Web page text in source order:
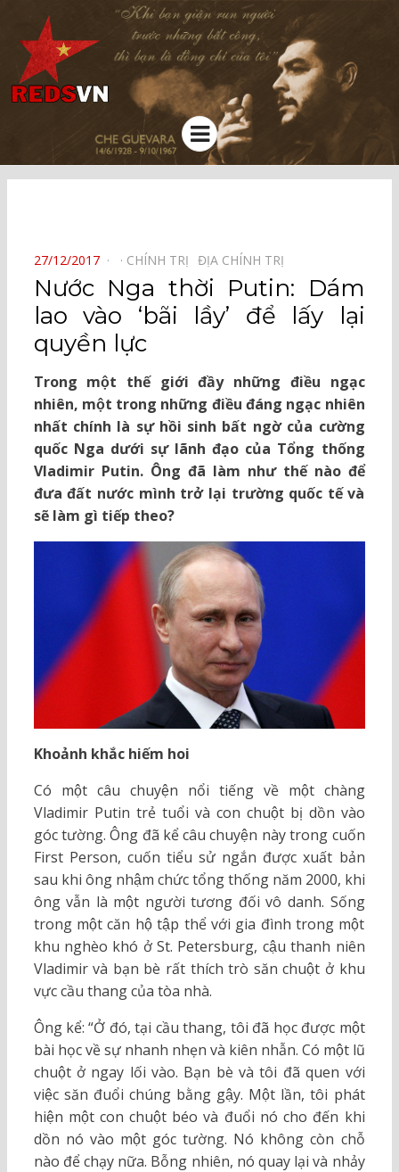
Kênh chia sẻ tri thức cộng đồng
Menu
POSTED
ON
27/12/2017 CHÍNH TRỊ⠀ ĐỊA CHÍNH TRỊ⠀
Nước Nga thời Putin: Dám
lao vào ‘bãi lầy’ để lấy lại
quyền lực
Trong một thế giới đầy những điều ngạc
nhiên, một trong những điều đáng ngạc nhiên
nhất chính là sự hồi sinh bất ngờ của cường
quốc Nga dưới sự lãnh đạo của Tổng thống
Vladimir Putin. Ông đã làm như thế nào để
đưa đất nước mình trở lại trường quốc tế và
sẽ làm gì tiếp theo?
Khoảnh khắc hiếm hoi
Có một câu chuyện nổi tiếng về một chàng
Vladimir Putin trẻ tuổi và con chuột bị dồn vào
góc tường. Ông đã kể câu chuyện này trong cuốn
First Person, cuốn tiểu sử ngắn được xuất bản
sau khi ông nhậm chức tổng thống năm 2000, khi
ông vẫn là một người tương đối vô danh. Sống
trong một căn hộ tập thể với gia đình trong một
khu nghèo khó ở St. Petersburg, cậu thanh niên
Vladimir và bạn bè rất thích trò săn chuột ở khu
vực cầu thang của tòa nhà.
Ông kể: “Ở đó, tại cầu thang, tôi đã học được một
bài học về sự nhanh nhẹn và kiên nhẫn. Có một lũ
chuột ở ngay lối vào. Bạn bè và tôi đã quen với
việc săn đuổi chúng bằng gậy. Một lần, tôi phát
hiện một con chuột béo và đuổi nó cho đến khi
dồn nó vào một góc tường. Nó không còn chỗ
nào để chạy nữa. Bỗng nhiên, nó quay lại và nhảy